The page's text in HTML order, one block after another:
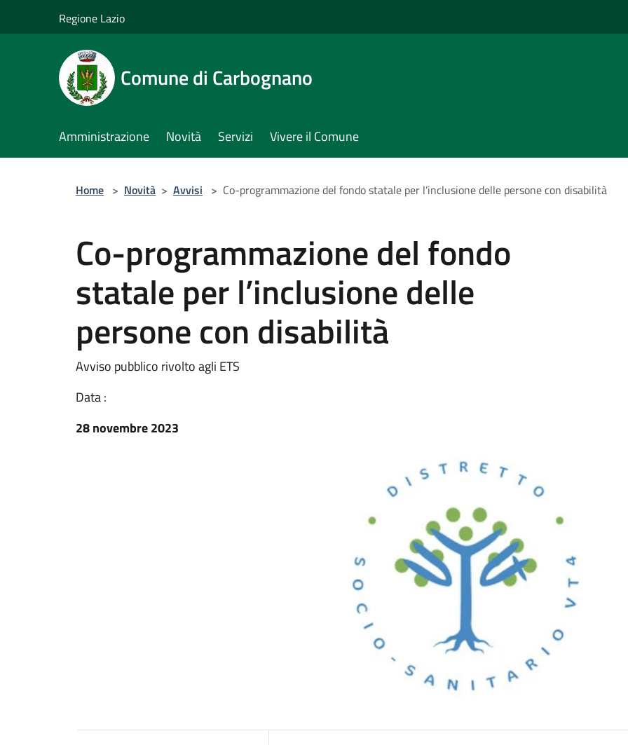
Regione Lazio
Comune di Carbognano
Amministrazione Novità Servizi Vivere il Comune
Home > Novità > Avvisi > Co-programmazione del fondo statale per l’inclusione delle persone con disabilità
Co-programmazione del fondo
statale per l’inclusione delle
persone con disabilità
Avviso pubblico rivolto agli ETS
Data :
28 novembre 2023